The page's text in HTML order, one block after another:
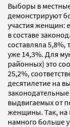
Выборы в
демонстрируют
участия женщин:
в составе
составляла 5,8%,
уже 14,3%. Для
районных) это
25,2%,
десятилетие на
выдвигаемых от
женщины. Так, на
намного больше